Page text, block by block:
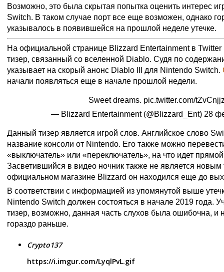
Возможно, это была скрытая попытка оценить интерес
Switch. В таком случае порт все еще возможен, однако
указывалось в появившейся на прошлой неделе утечке.
На официальной странице Blizzard Entertainment в Twitter
тизер, связанный со вселенной Diablo. Судя по
указывает на скорый анонс Diablo III для Nintendo Switch.
начали появляться еще в начале прошлой недели.
Sweet dreams. pic.twitter.com/
— Blizzard Entertainment (@Blizzard_Ent) 28
Данный тизер является игрой слов. Английское слово
название консоли от Nintendo. Его также можно
«выключатель» или «переключатель», на что идет
Засветившийся в видео ночник также не является
официальном магазине Blizzard он находился еще до
В соответствии с информацией из упомянутой выше
Nintendo Switch должен состояться в начале 2019 года.
тизер, возможно, данная часть слухов была ошибочна, и
гораздо раньше.
Crypto137
https://i.imgur.com/LyqlPvL.gif